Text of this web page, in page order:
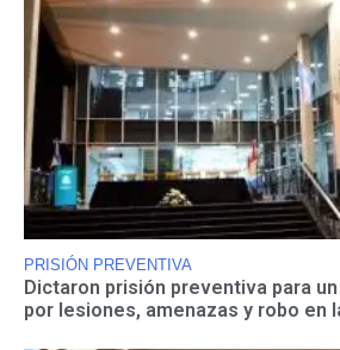
PRISIÓN PREVENTIVA
Dictaron prisión preventiva para
por lesiones, amenazas y robo en